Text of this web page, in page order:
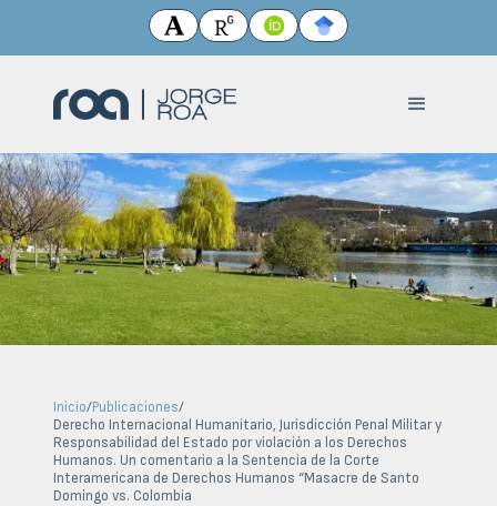
Inicio/Publicaciones/
Derecho Internacional Humanitario, Jurisdicción Penal Militar y
Responsabilidad del Estado por violación a los Derechos
Humanos. Un comentario a la Sentencia de la Corte
Interamericana de Derechos Humanos “Masacre de Santo
Domingo vs. Colombia